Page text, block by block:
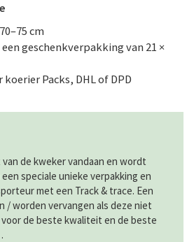
cm
geschenkverpakking van 21 ×
Packs, DHL of DPD
de kweker vandaan en wordt
speciale unieke verpakking en
met een Track & trace. Een
/ worden vervangen als deze niet
voor de beste kwaliteit en de beste